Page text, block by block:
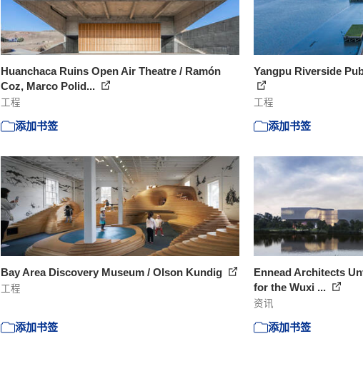
Huanchaca Ruins Open Air Theatre / Ramón
Coz, Marco Polid...
工程
添加书签
Yangpu Riverside
工程
添加书签
Bay Area Discovery Museum / Olson Kundig
工程
添加书签
Ennead Architects
for the Wuxi ...
资讯
添加书签